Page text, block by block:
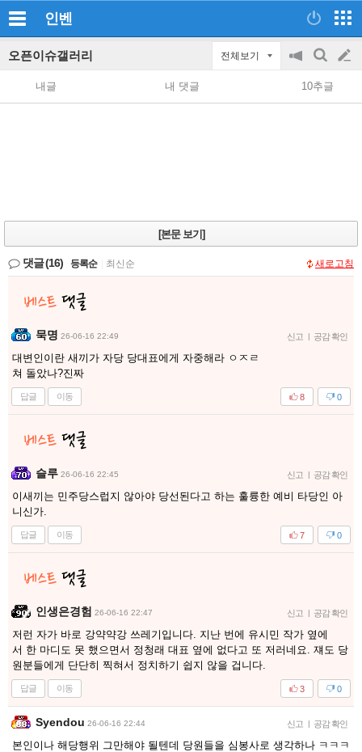
인벤
오픈이슈갤러리 전체보기
공
지
on/off
검
색
글
쓰
내글 내 댓글 10추글
[본문 보기]
댓글(16) 등록순 최신순 새로고침
묵명 26-06-16 22:49 신고 | 공감 확인
대변인이란 새끼가 자당 당대표에게 자중해라 ㅇㅈㄹ
쳐 돌았나?진짜
답글 이동 0
8
슬루 26-06-16 22:45 신고 | 공감 확인
이새끼는 민주당스럽지 않아야 당선된다고 하는 훌륭한 예비 타당인 아
니신가.
답글 이동 0
7
인생은경험 26-06-16 22:47 신고 | 공감 확인
저런 자가 바로 강약약강 쓰레기입니다. 지난 번에 유시민 작가 옆에
서 한 마디도 못 했으면서 정청래 대표 옆에 없다고 또 저러네요. 쟤도 당
원분들에게 단단히 찍혀서 정치하기 쉽지 않을 겁니다.
답글 이동 0
3
Syendou 26-06-16 22:44 신고 | 공감 확인
본인이나 해당행위 그만해야 될텐데 당원들을 심봉사로 생각하나 ㅋㅋㅋ